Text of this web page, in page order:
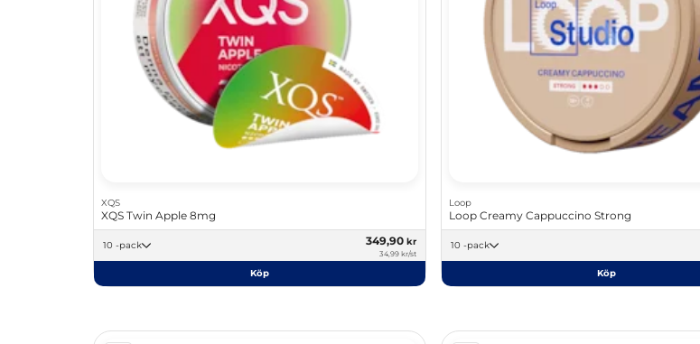
XQS
XQS Twin Apple 8mg
10 -pack 349,90 kr
34,99 kr/st
Köp
Loop
Loop Creamy Cappuccino Strong
10 -pack
Köp